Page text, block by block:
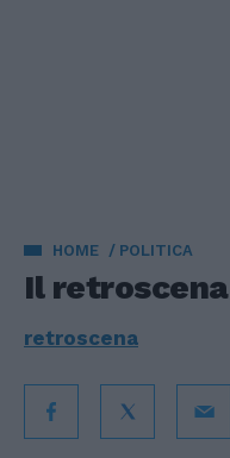
HOME POLITICA
Il retroscena
retroscena